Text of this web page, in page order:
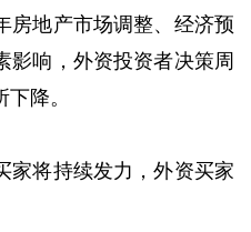
房地产市场调整、经济预
影响，外资投资者决策周
降。
家将持续发力，外资买家